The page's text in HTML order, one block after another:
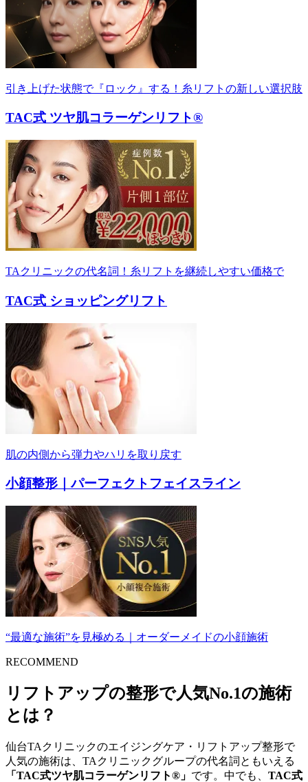
引き上げた状態で『ロック』する！糸リフトの新しい選択肢
TAC式 ツヤ肌コラーゲンリフト®
TAクリニックの代名詞！糸リフトを継続しやすい価格で
TAC式 ショッピングリフト
肌の内側から弾力やハリを取り戻す
小顔整形｜パーフェクトフェイスライン
“最適な施術”を見極める｜オーダーメイドの小顔施術
RECOMMEND
リフトアップの整形で人気No.1の施術
とは？
仙台TAクリニックのエイジングケア・リフトアップ整形で
人気の施術は、TAクリニックグループの代名詞ともいえる
「TAC式ツヤ肌コラーゲンリフト®」 です。中でも、 TAC式